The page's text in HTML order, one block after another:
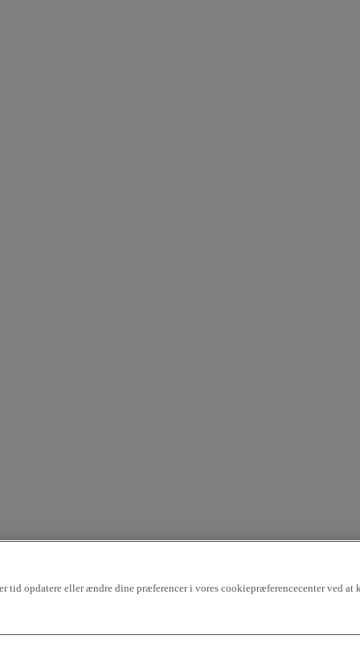
opdatere eller ændre dine præferencer i vores cookiepræferencecenter ved